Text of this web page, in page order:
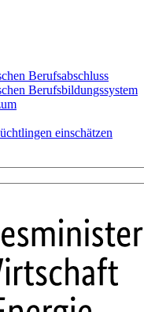
Berufsabschluss
Berufsbildungssystem
einschätzen